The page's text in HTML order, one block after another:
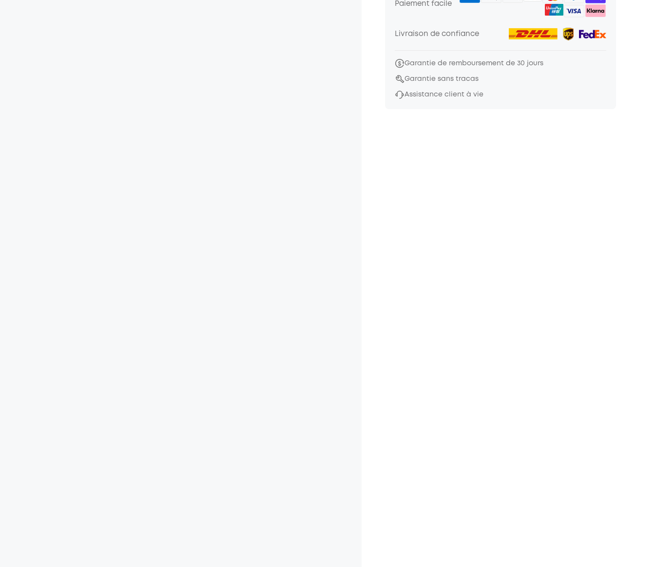
Paiement facile
Livraison de confiance
Garantie de remboursement de 30 jours
Garantie sans tracas
Assistance client à vie